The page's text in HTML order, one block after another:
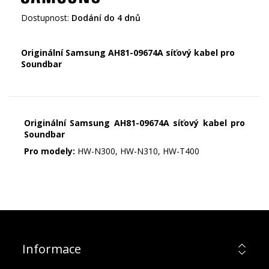
Dostupnost: Dodání do 4 dnů
Originální Samsung AH81-09674A síťový kabel pro
Soundbar
Originální Samsung AH81-09674A síťový kabel pro
Soundbar
Pro modely: HW-N300, HW-N310, HW-T400
Informace